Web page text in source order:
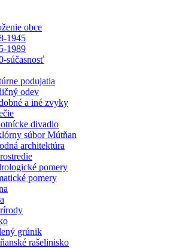
obce
1945
1989
súčasnosť
podujatia
odev
a iné zvyky
divadlo
súbor Mútňan
architektúra
pomery
pomery
grúnik
rašelinisko